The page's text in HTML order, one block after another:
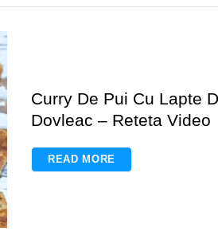
Curry De Pui Cu Lapte
Dovleac – Reteta Video
READ MORE